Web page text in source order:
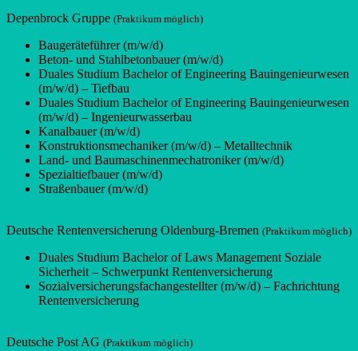
Depenbrock Gruppe (Praktikum möglich)
Baugeräteführer (m/w/d)
Beton- und Stahlbetonbauer (m/w/d)
Duales Studium Bachelor of Engineering Bauingenieurwesen
(m/w/d) – Tiefbau
Duales Studium Bachelor of Engineering Bauingenieurwesen
(m/w/d) – Ingenieurwasserbau
Kanalbauer (m/w/d)
Konstruktionsmechaniker (m/w/d) – Metalltechnik
Land- und Baumaschinenmechatroniker (m/w/d)
Spezialtiefbauer (m/w/d)
Straßenbauer (m/w/d)
Deutsche Rentenversicherung Oldenburg-Bremen (Praktikum möglich)
Duales Studium Bachelor of Laws Management Soziale
Sicherheit – Schwerpunkt Rentenversicherung
Sozialversicherungsfachangestellter (m/w/d) – Fachrichtung
Rentenversicherung
Deutsche Post AG (Praktikum möglich)